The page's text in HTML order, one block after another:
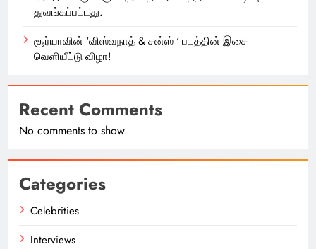
துவங்கப்பட்டது.
சூர்யாவின் ‘விஸ்வநாத் & சன்ஸ் ‘ படத்தின் இசை
வெளியீட்டு விழா!
Recent Comments
No comments to show.
Categories
Celebrities
Interviews